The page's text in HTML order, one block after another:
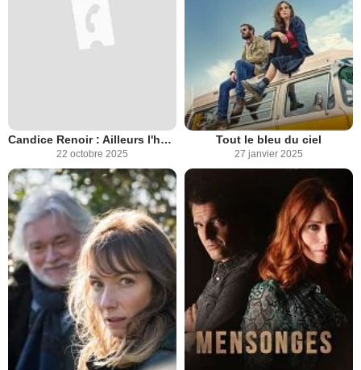
Candice Renoir : Ailleurs l'herbe est plus verte
22 octobre 2025
Tout le bleu du ciel
27 janvier 2025